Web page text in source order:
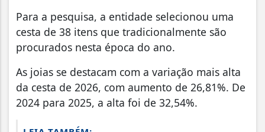
Para a pesquisa, a entidade selecionou uma
cesta de 38 itens que tradicionalmente são
procurados nesta época do ano.
As joias se destacam com a variação mais alta
da cesta de 2026, com aumento de 26,81%. De
2024 para 2025, a alta foi de 32,54%.